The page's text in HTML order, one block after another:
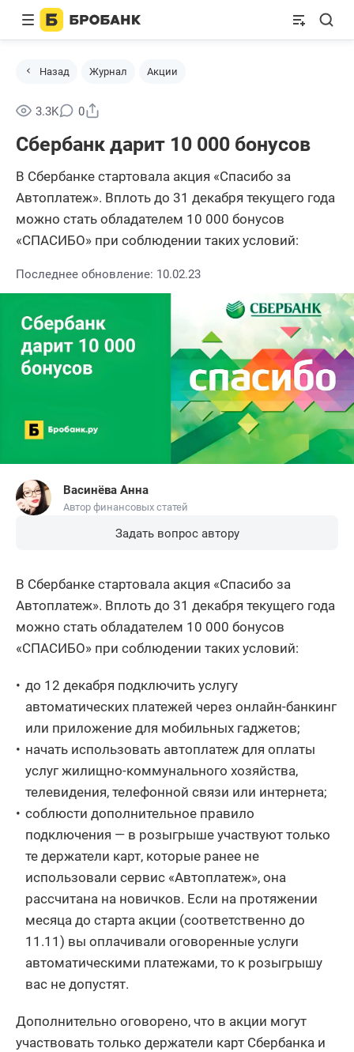
Назад Журнал Акции
3.3K 0
Сбербанк дарит 10 000 бонусов
В Сбербанке стартовала акция «Спасибо за
Автоплатеж». Вплоть до 31 декабря текущего года
можно стать обладателем 10 000 бонусов
«СПАСИБО» при соблюдении таких условий:
Последнее обновление: 10.02.23
Васинёва Анна
Автор финансовых статей
Задать вопрос автору
В Сбербанке стартовала акция «Спасибо за
Автоплатеж». Вплоть до 31 декабря текущего года
можно стать обладателем 10 000 бонусов
«СПАСИБО» при соблюдении таких условий:
до 12 декабря подключить услугу
автоматических платежей через онлайн-банкинг
или приложение для мобильных гаджетов;
начать использовать автоплатеж для оплаты
услуг жилищно-коммунального хозяйства,
телевидения, телефонной связи или интернета;
соблюсти дополнительное правило
подключения — в розыгрыше участвуют только
те держатели карт, которые ранее не
использовали сервис «Автоплатеж», она
рассчитана на новичков. Если на протяжении
месяца до старта акции (соответственно до
11.11) вы оплачивали оговоренные услуги
автоматическими платежами, то к розыгрышу
вас не допустят.
Дополнительно оговорено, что в акции могут
участвовать только держатели карт Сбербанка и